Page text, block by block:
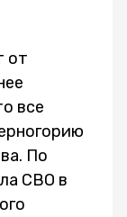
от
все
По
СВО в